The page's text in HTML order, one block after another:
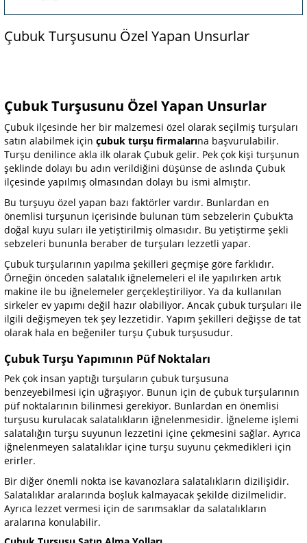
Çubuk Turşusunu Özel Yapan Unsurlar
Çubuk Turşusunu Özel Yapan Unsurlar
Çubuk ilçesinde her bir malzemesi özel olarak seçilmiş turşuları
satın alabilmek için çubuk turşu firmalarına başvurulabilir.
Turşu denilince akla ilk olarak Çubuk gelir. Pek çok kişi turşunun
şeklinde dolayı bu adın verildiğini düşünse de aslında Çubuk
ilçesinde yapılmış olmasından dolayı bu ismi almıştır.
Bu turşuyu özel yapan bazı faktörler vardır. Bunlardan en
önemlisi turşunun içerisinde bulunan tüm sebzelerin Çubuk’ta
doğal kuyu suları ile yetiştirilmiş olmasıdır. Bu yetiştirme şekli
sebzeleri bununla beraber de turşuları lezzetli yapar.
Çubuk turşularının yapılma şekilleri geçmişe göre farklıdır.
Örneğin önceden salatalık iğnelemeleri el ile yapılırken artık
makine ile bu iğnelemeler gerçekleştiriliyor. Ya da kullanılan
sirkeler ev yapımı değil hazır olabiliyor. Ancak çubuk turşuları ile
ilgili değişmeyen tek şey lezzetidir. Yapım şekilleri değişse de tat
olarak hala en beğeniler turşu Çubuk turşusudur.
Çubuk Turşu Yapımının Püf Noktaları
Pek çok insan yaptığı turşuların çubuk turşusuna
benzeyebilmesi için uğraşıyor. Bunun için de çubuk turşularının
püf noktalarının bilinmesi gerekiyor. Bunlardan en önemlisi
turşusu kurulacak salatalıkların iğnelenmesidir. İğneleme işlemi
salatalığın turşu suyunun lezzetini içine çekmesini sağlar. Ayrıca
iğnelenmeyen salatalıklar içine turşu suyunu çekmedikleri için
erirler.
Bir diğer önemli nokta ise kavanozlara salatalıkların dizilişidir.
Salatalıklar aralarında boşluk kalmayacak şekilde dizilmelidir.
Ayrıca lezzet vermesi için de sarımsaklar da salatalıkların
aralarına konulabilir.